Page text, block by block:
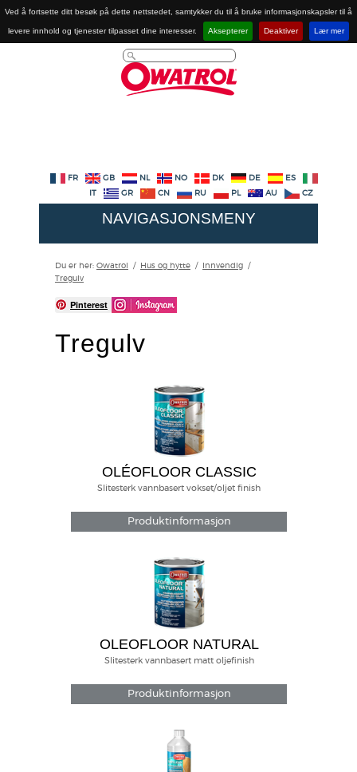
Ved å fortsette ditt besøk på dette nettstedet, samtykker du til å bruke informasjonskapsler til å
levere innhold og tjenester tilpasset dine interesser. Aksepterer Deaktiver Lær mer
FR GB NL NO DK DE
ES
IT
GR CN RU PL AU CZ
NAVIGASJONSMENY
Du er her: Owatrol / Hus og hytte / Innvendig /
Tregulv
Pinterest
Tregulv
OLÉOFLOOR CLASSIC
Slitesterk vannbasert vokset/oljet finish
Produktinformasjon
OLEOFLOOR NATURAL
Slitesterk vannbasert matt oljefinish
Produktinformasjon